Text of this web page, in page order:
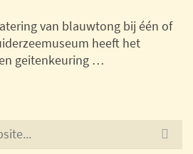
van blauwtong bij één of
heeft het
geitenkeuring …